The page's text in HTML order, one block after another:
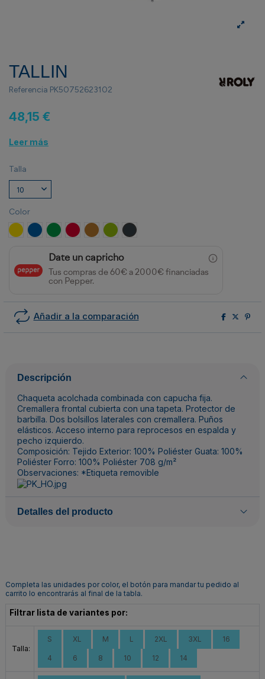
TALLIN
Referencia PK50752623102
48,15 €
Leer más
Talla
Color
AMARILLO/MARINO
ROYAL/MARINO
VERDE HELECHO/MARINO
ROJO/NEGRO
AMARILLO CURRY/NEGRO
LIMA/NEGROEBANO/NEGRO
Date un capricho
Tus compras de 60€ a 2000€ financiadas
con Pepper.
Añadir a la comparación
Descripción
Chaqueta acolchada combinada con capucha fija.
Cremallera frontal cubierta con una tapeta. Protector de
barbilla. Dos bolsillos laterales con cremallera. Puños
elásticos. Acceso interno para reprocesos en espalda y
pecho izquierdo.
Composición: Tejido Exterior: 100% Poliéster Guata: 100%
Poliéster Forro: 100% Poliéster 708 g/m²
Observaciones: *Etiqueta removible
Detalles del producto
Completa las unidades por color, el botón para mandar tu pedido al
carrito lo encontrarás al final de la tabla.
Filtrar lista de variantes por:
Talla:
S XL M L 2XL 3XL 16
4 6 8 10 12 14